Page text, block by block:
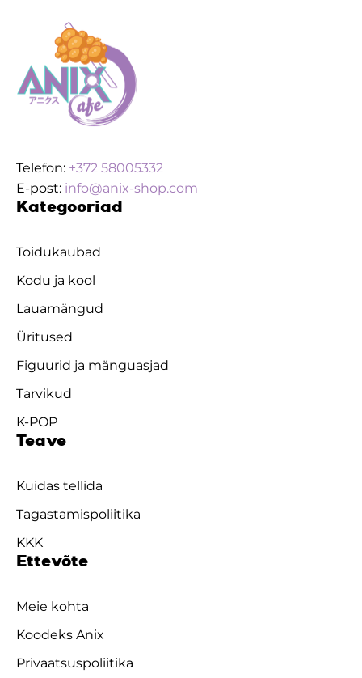
Telefon: +372 58005332
E-post: info@anix-shop.com
Kategooriad
Toidukaubad
Kodu ja kool
Lauamängud
Üritused
Figuurid ja mänguasjad
Tarvikud
K-POP
Teave
Kuidas tellida
Tagastamispoliitika
KKK
Ettevõte
Meie kohta
Koodeks Anix
Privaatsuspoliitika